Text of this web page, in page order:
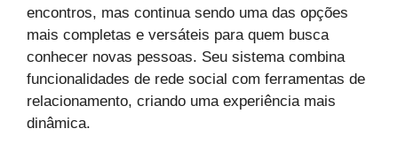
encontros, mas continua sendo uma das opções
mais completas e versáteis para quem busca
conhecer novas pessoas. Seu sistema combina
funcionalidades de rede social com ferramentas de
relacionamento, criando uma experiência mais
dinâmica.